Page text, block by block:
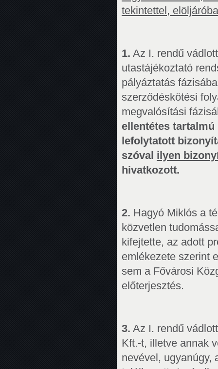
tekintettel,
1. Az I. rendű
utastájékoztató
pályáztatás
szerződéskötési
megvalósítási
ellentétes
lefolytatott
szóval ilyen
hivatkozott.
2. Hagyó Miklós a
közvetlen
kifejtette, az adott
emlékezete szerint
sem a Fővárosi
előterjesztés.
3. Az I. rendű
Kft.-t, illetve annak
nevével, ugyanúgy,